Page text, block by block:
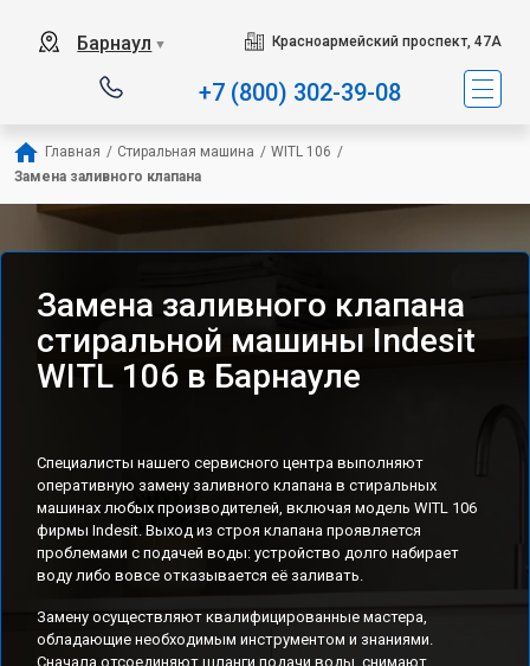
Барнаул ▼ Красноармейский проспект, 47А
+7 (800) 302-39-08
Главная / Стиральная машина / WITL 106 /
Замена заливного клапана
Замена заливного клапана
стиральной машины Indesit
WITL 106 в Барнауле
Специалисты нашего сервисного центра выполняют
оперативную замену заливного клапана в стиральных
машинах любых производителей, включая модель WITL 106
фирмы Indesit. Выход из строя клапана проявляется
проблемами с подачей воды: устройство долго набирает
воду либо вовсе отказывается её заливать.
Замену осуществляют квалифицированные мастера,
обладающие необходимым инструментом и знаниями.
Сначала отсоединяют шланги подачи воды, снимают